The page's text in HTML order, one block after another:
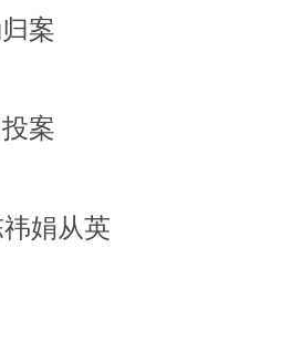
案
案
娟从英